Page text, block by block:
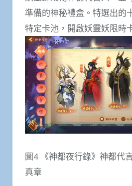
準備的神秘禮盒。特選出的
特定卡池，開啟妖靈妖限時
圖4 《神都夜行錄》神都代
真章